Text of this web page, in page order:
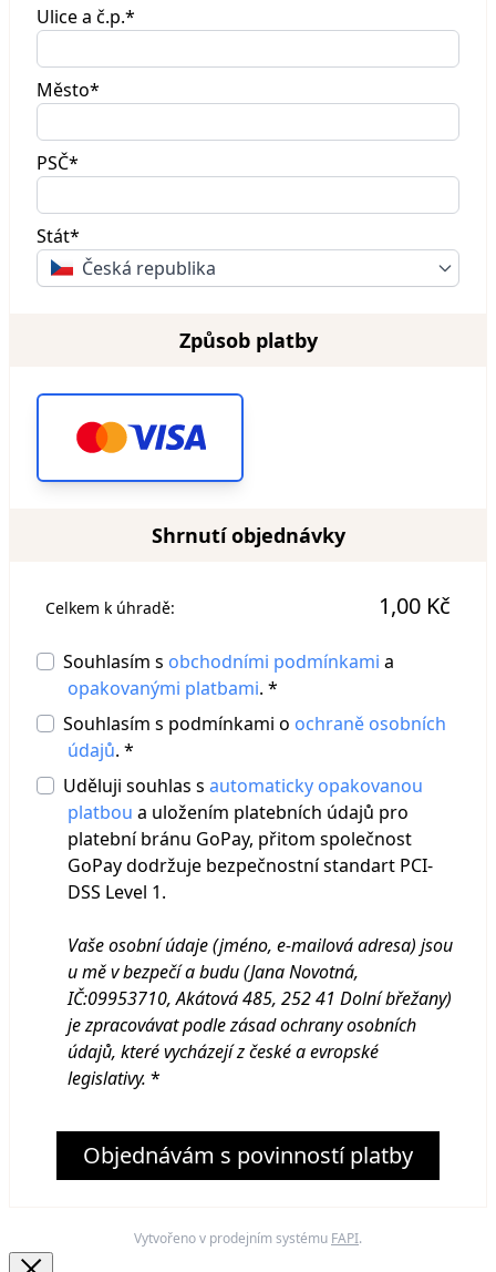
Ulice a č.p.*
Město*
PSČ*
Stát*
Česká republika
Způsob platby
Shrnutí objednávky
Celkem k úhradě: 1,00 Kč
Souhlasím s obchodními podmínkami a
opakovanými platbami. *
Souhlasím s podmínkami o ochraně osobních
údajů. *
Uděluji souhlas s automaticky opakovanou
platbou a uložením platebních údajů pro
platební bránu GoPay, přitom společnost
GoPay dodržuje bezpečnostní standart PCI-
DSS Level 1.
Vaše osobní údaje (jméno, e-mailová adresa) jsou
u mě v bezpečí a budu (Jana Novotná,
IČ:09953710, Akátová 485, 252 41 Dolní břežany)
je zpracovávat podle zásad ochrany osobních
údajů, které vycházejí z české a evropské
legislativy. *
Objednávám s povinností platby
Vytvořeno v prodejním systému FAPI.